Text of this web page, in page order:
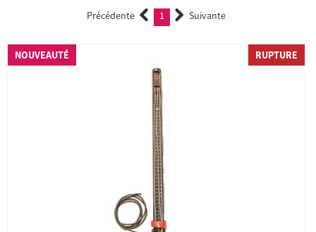
Précédente 1 (current)Suivante
NOUVEAUTÉ RUPTURE